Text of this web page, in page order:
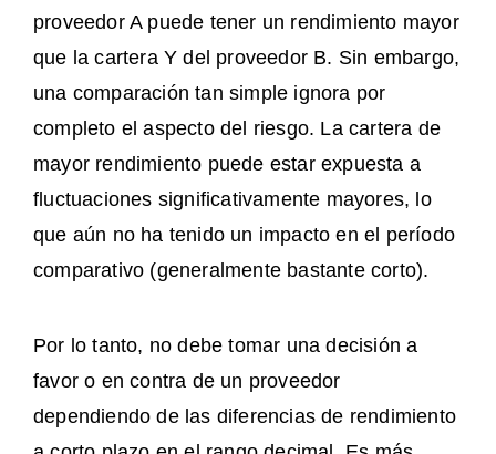
proveedor A puede tener un rendimiento mayor
que la cartera Y del proveedor B. Sin embargo,
una comparación tan simple ignora por
completo el aspecto del riesgo. La cartera de
mayor rendimiento puede estar expuesta a
fluctuaciones significativamente mayores, lo
que aún no ha tenido un impacto en el período
comparativo (generalmente bastante corto).
Por lo tanto, no debe tomar una decisión a
favor o en contra de un proveedor
dependiendo de las diferencias de rendimiento